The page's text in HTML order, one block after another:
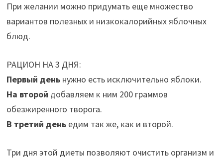
При желании можно придумать еще множество
вариантов полезных и низкокалорийных яблочных
блюд.
РАЦИОН НА 3 ДНЯ:
Первый деньнужно есть исключительно яблоки.
На второй добавляем к ним 200 граммов
обезжиренного творога.
В третий деньедим так же, как и второй.
Три дня этой диеты позволяют очистить организм и